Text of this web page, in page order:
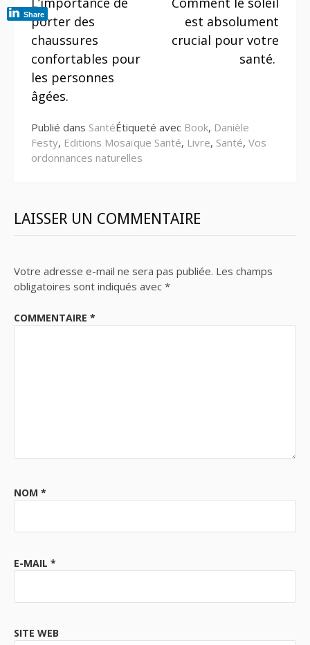
la
suite
porter des
chaussures
confortables pour
les personnes
âgées.
est absolument
crucial pour votre
santé.
Publié dans SantéÉtiqueté avec Book, Danièle
Festy, Editions Mosaïque Santé, Livre, Santé, Vos
ordonnances naturelles
LAISSER UN COMMENTAIRE
Votre adresse e-mail ne sera pas publiée. Les champs
obligatoires sont indiqués avec *
COMMENTAIRE *
NOM *
E-MAIL *
SITE WEB
Share